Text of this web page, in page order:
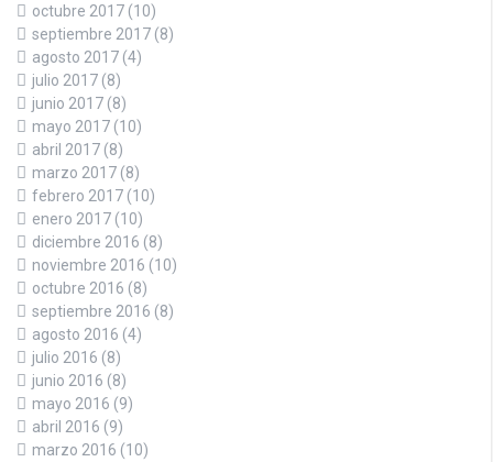
octubre 2017 (10)
septiembre 2017 (8)
agosto 2017 (4)
julio 2017 (8)
junio 2017 (8)
mayo 2017 (10)
abril 2017 (8)
marzo 2017 (8)
febrero 2017 (10)
enero 2017 (10)
diciembre 2016 (8)
noviembre 2016 (10)
octubre 2016 (8)
septiembre 2016 (8)
agosto 2016 (4)
julio 2016 (8)
junio 2016 (8)
mayo 2016 (9)
abril 2016 (9)
marzo 2016 (10)